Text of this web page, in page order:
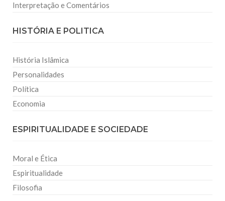
Interpretação e Comentários
HISTÓRIA E POLITICA
História Islâmica
Personalidades
Política
Economia
ESPIRITUALIDADE E SOCIEDADE
Moral e Ética
Espiritualidade
Filosofia